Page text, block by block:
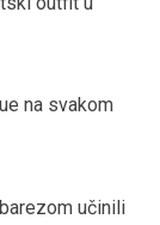
na svakom
učinili